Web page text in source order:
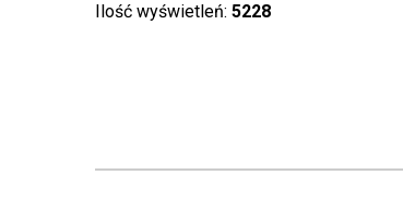
Ilość wyświetleń: 5228